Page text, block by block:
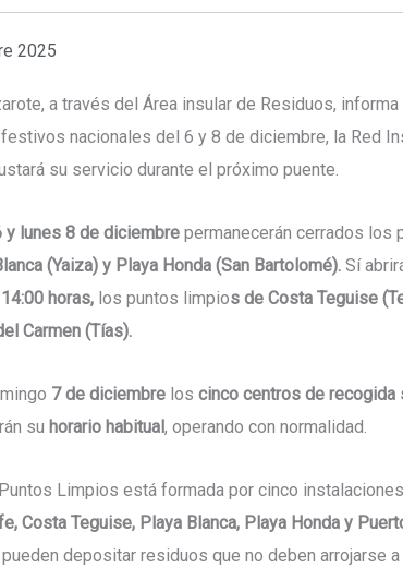
2025
a través del Área insular de Residuos, informa
nacionales del 6 y 8 de diciembre, la Red
su servicio durante el próximo puente.
y lunes 8 de diciembrepermanecerán cerrados los
(Yaiza) y Playa Honda (San Bartolomé).Sí
horas, los puntos limpios de Costa Teguise
Carmen (Tías).
7 de diciembrelos cinco centros de recogida
su horario habitual, operando con normalidad.
Limpios está formada por cinco instalaciones
Costa Teguise, Playa Blanca, Playa Honda y
depositar residuos que no deben arrojarse